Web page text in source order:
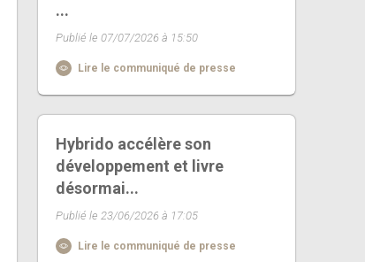
...
Publié le 07/07/2026 à 15:50
Lire le communiqué de presse
Hybrido accélère son
développement et livre
désormai...
Publié le 23/06/2026 à 17:05
Lire le communiqué de presse